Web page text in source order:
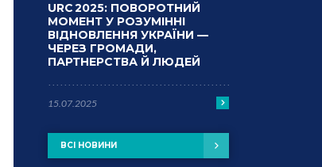
URC 2025: ПОВОРОТНИЙ
МОМЕНТ У РОЗУМІННІ
ВІДНОВЛЕННЯ УКРАЇНИ —
ЧЕРЕЗ ГРОМАДИ,
ПАРТНЕРСТВА Й ЛЮДЕЙ
15.07.2025
ВСІ НОВИНИ